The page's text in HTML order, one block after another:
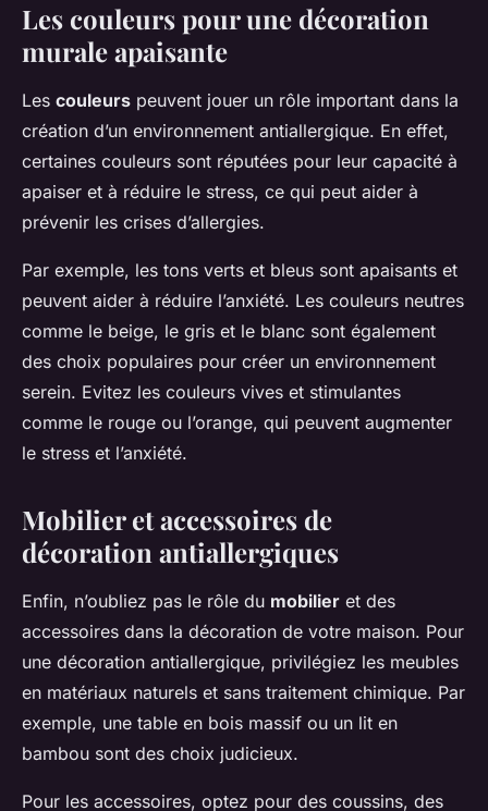
Les couleurs pour une décoration
murale apaisante
Les couleurs peuvent jouer un rôle important dans la
création d’un environnement antiallergique. En effet,
certaines couleurs sont réputées pour leur capacité à
apaiser et à réduire le stress, ce qui peut aider à
prévenir les crises d’allergies.
Par exemple, les tons verts et bleus sont apaisants et
peuvent aider à réduire l’anxiété. Les couleurs neutres
comme le beige, le gris et le blanc sont également
des choix populaires pour créer un environnement
serein. Evitez les couleurs vives et stimulantes
comme le rouge ou l’orange, qui peuvent augmenter
le stress et l’anxiété.
Mobilier et accessoires de
décoration antiallergiques
Enfin, n’oubliez pas le rôle du mobilier et des
accessoires dans la décoration de votre maison. Pour
une décoration antiallergique, privilégiez les meubles
en matériaux naturels et sans traitement chimique. Par
exemple, une table en bois massif ou un lit en
bambou sont des choix judicieux.
Pour les accessoires, optez pour des coussins, des